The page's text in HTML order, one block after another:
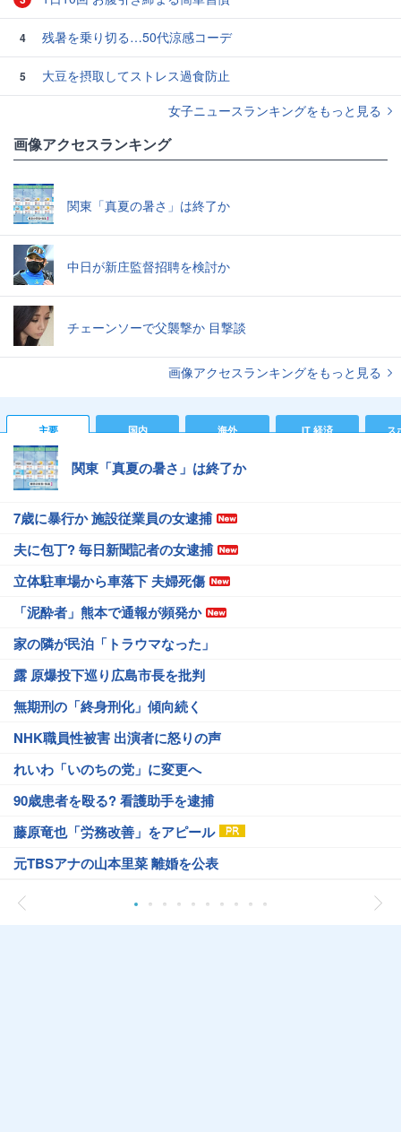
4 残暑を乗り切る…50代涼感コーデ
5
大豆を摂取してストレス過食防止
女子ニュースランキングをもっと見る
画像アクセスランキング
関東「真夏の暑さ」は終了か
中日が新庄監督招聘を検討か
チェーンソーで父襲撃か 目撃談
画像アクセスランキングをもっと見る
主要 国内 海外 IT 経済 ス
関東「真夏の暑さ」は終了か
7歳に暴行か 施設従業員の女逮捕
夫に包丁? 毎日新聞記者の女逮捕
立体駐車場から車落下 夫婦死傷
「泥酔者」熊本で通報が頻発か
家の隣が民泊「トラウマなった」
露 原爆投下巡り広島市長を批判
無期刑の「終身刑化」傾向続く
NHK職員性被害 出演者に怒りの声
れいわ「いのちの党」に変更へ
90歳患者を殴る? 看護助手を逮捕
藤原竜也「労務改善」をアピール
元TBSアナの山本里菜 離婚を公表